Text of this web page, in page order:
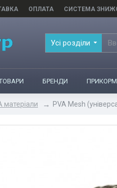
ОПЛАТА СИСТЕМА
Усі розділи
БРЕНДИ
матеріали PVA Mesh